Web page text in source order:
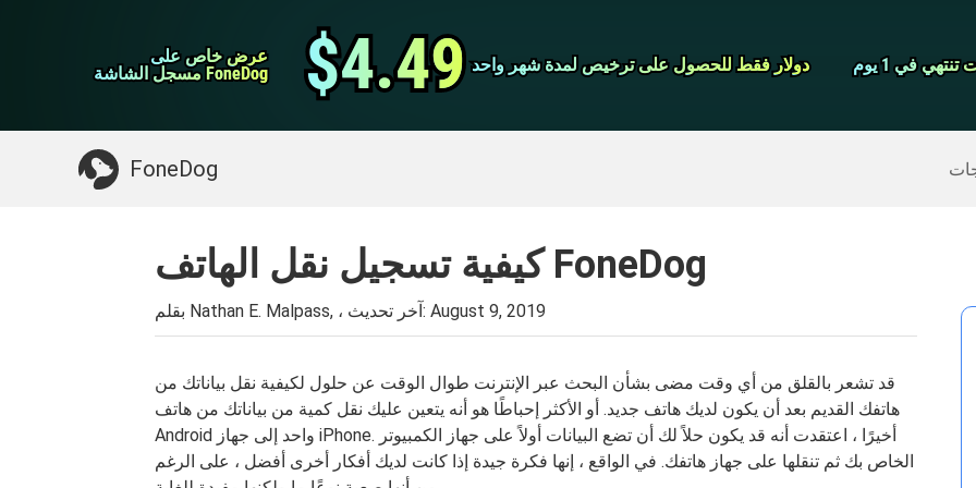
عرض خاص على
عرض خاص على
مسجل الشاشة FoneDog
مسجل الشاشة FoneDog $4.49
$4.49 دولار فقط للحصول على ترخيص لمدة شهر واحد
دولار فقط للحصول على ترخيص لمدة شهر واحد في 1 يوم
في 1 يوم
FoneDog
اي فون منظف
شيء قد تحتاجه:
كيفية تسجيل نقل الهاتف FoneDog
بقلم Nathan E. Malpass, ، آخر تحديث: August 9, 2019
قد تشعر بالقلق من أي وقت مضى بشأن البحث عبر الإنترنت طوال الوقت عن حلول لكيفية نقل بياناتك من
هاتفك القديم بعد أن يكون لديك هاتف جديد. أو الأكثر إحباطًا هو أنه يتعين عليك نقل كمية من بياناتك من هاتف
Android واحد إلى جهاز iPhone. أخيرًا ، اعتقدت أنه قد يكون حلاً لك أن تضع البيانات أولاً على جهاز الكمبيوتر
الخاص بك ثم تنقلها على جهاز هاتفك. في الواقع ، إنها فكرة جيدة إذا كانت لديك أفكار أخرى أفضل ، على الرغم